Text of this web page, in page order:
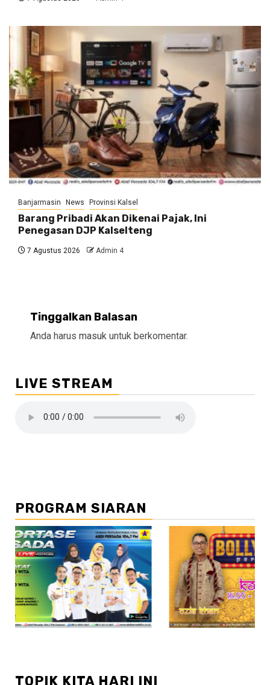
Banjarmasin News Provinsi Kalsel
Barang Pribadi Akan Dikenai Pajak, Ini
Penegasan DJP Kalselteng
7 Agustus 2026 Admin 4
Tinggalkan Balasan
Anda harus masuk untuk berkomentar.
LIVE STREAM
PROGRAM SIARAN
//2
TOPIK KITA HARI INI